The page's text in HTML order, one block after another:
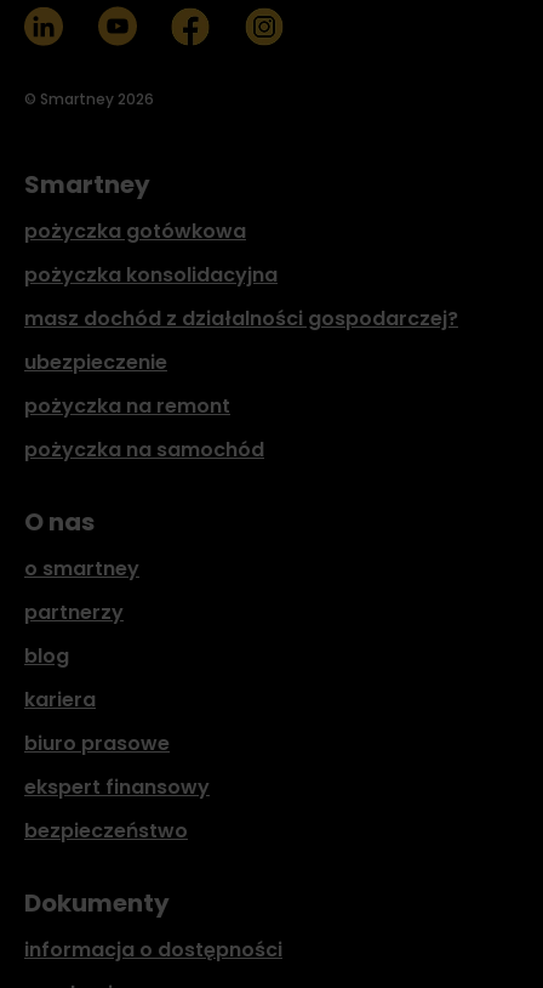
© Smartney 2026
Smartney
pożyczka gotówkowa
pożyczka konsolidacyjna
masz dochód z działalności gospodarczej?
ubezpieczenie
pożyczka na remont
pożyczka na samochód
O nas
o smartney
partnerzy
blog
kariera
biuro prasowe
ekspert finansowy
bezpieczeństwo
Dokumenty
informacja o dostępności